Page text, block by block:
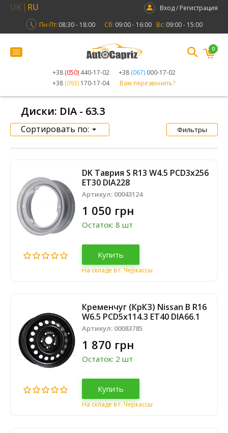
UK RU
Вход / Регистрация
Пн-Пт: 08:30 - 18:00 Сб: 09:00 - 16:00 Вс: 09:00 - 15:00
+38 (050) 440-17-02 +38 (067) 000-17-02
+38 (093) 170-17-04 Вам перезвонить?
0
Диски: DIA - 63.3
Сортировать по: Фильтры
DK Таврия S R13 W4.5 PCD3x256
ET30 DIA228
Артикул: 00043124
1 050 грн
Остаток: 8 шт
Купить
На складе в г. Черкассы
Кременчуг (КрКЗ) Nissan B R16
W6.5 PCD5x114.3 ET40 DIA66.1
Артикул: 00083785
1 870 грн
Остаток: 2 шт
Купить
На складе в г. Черкассы